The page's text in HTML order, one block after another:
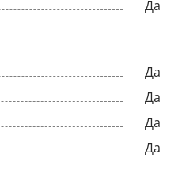
Да
Да
Да
Да
Да